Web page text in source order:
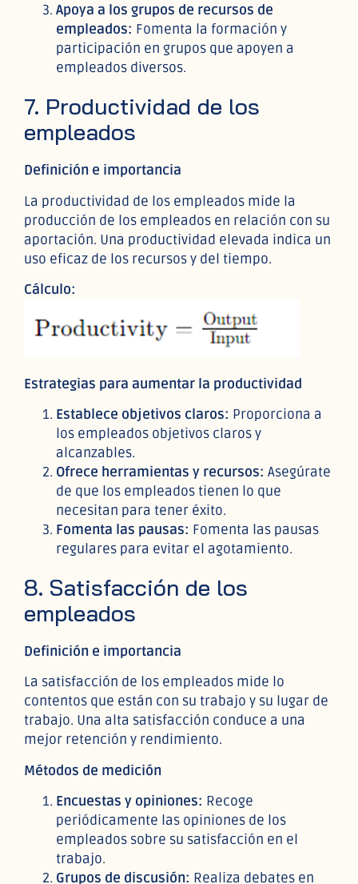
Apoya a los grupos de recursos de
empleados: Fomenta la formación y
participación en grupos que apoyen a
empleados diversos.
7. Productividad de los
empleados
Definición e importancia
La productividad de los empleados mide la
producción de los empleados en relación con su
aportación. Una productividad elevada indica un
uso eficaz de los recursos y del tiempo.
Cálculo:
Estrategias para aumentar la productividad
Establece objetivos claros: Proporciona a
los empleados objetivos claros y
alcanzables.
Ofrece herramientas y recursos: Asegúrate
de que los empleados tienen lo que
necesitan para tener éxito.
Fomenta las pausas: Fomenta las pausas
regulares para evitar el agotamiento.
8. Satisfacción de los
empleados
Definición e importancia
La satisfacción de los empleados mide lo
contentos que están con su trabajo y su lugar de
trabajo. Una alta satisfacción conduce a una
mejor retención y rendimiento.
Métodos de medición
Encuestas y opiniones: Recoge
periódicamente las opiniones de los
empleados sobre su satisfacción en el
trabajo.
Grupos de discusión: Realiza debates en